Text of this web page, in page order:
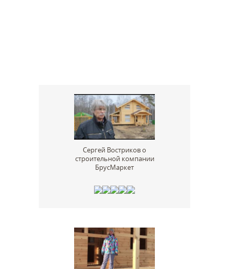
Сергей Востриков о
строительной компании
БрусМаркет